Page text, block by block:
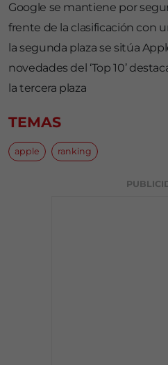
Google se mantiene por
frente de la clasificación con
la segunda plaza se sitúa
novedades del ‘Top 10’
la tercera plaza
TEMAS
apple ranking